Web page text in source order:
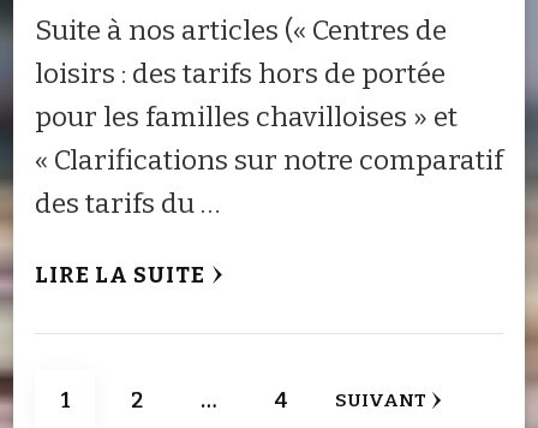
Suite à nos articles (« Centres de
loisirs : des tarifs hors de portée
pour les familles chavilloises » et
« Clarifications sur notre comparatif
des tarifs du …
LIRE LA SUITE
Pagination
PAGE
1 PAGE
2 … PAGE
4 SUIVANT